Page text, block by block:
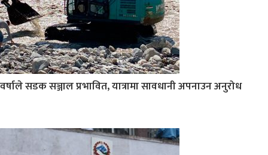
वर्षाले सडक सञ्जाल प्रभावित, यात्रामा सावधानी अपनाउन अनुरोध